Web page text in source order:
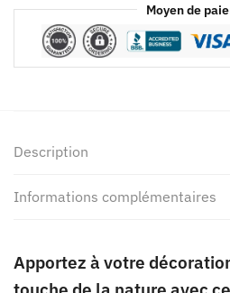
Moyen de
Description
Informations complémentaires
Apportez à votre